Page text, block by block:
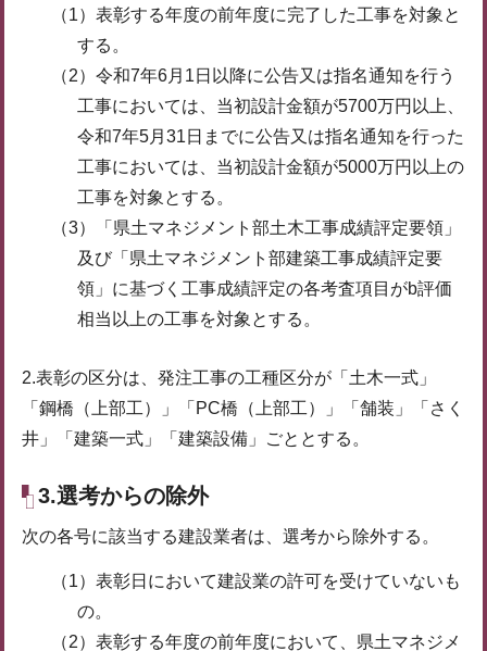
（1）表彰する年度の前年度に完了した工事を対象と
する。
（2）令和7年6月1日以降に公告又は指名通知を行う
工事においては、当初設計金額が5700万円以上、
令和7年5月31日までに公告又は指名通知を行った
工事においては、当初設計金額が5000万円以上の
工事を対象とする。
（3）「県土マネジメント部土木工事成績評定要領」
及び「県土マネジメント部建築工事成績評定要
領」に基づく工事成績評定の各考査項目がb評価
相当以上の工事を対象とする。
2.表彰の区分は、発注工事の工種区分が「土木一式」
「鋼橋（上部工）」「PC橋（上部工）」「舗装」「さく
井」「建築一式」「建築設備」ごととする。
3.選考からの除外
次の各号に該当する建設業者は、選考から除外する。
（1）表彰日において建設業の許可を受けていないも
の。
（2）表彰する年度の前年度において、県土マネジメ